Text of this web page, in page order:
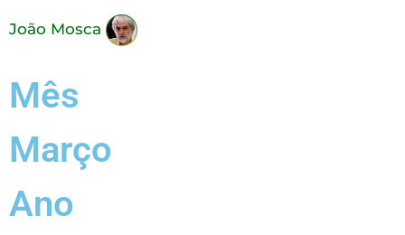
João Mosca
Mês
Março
Ano